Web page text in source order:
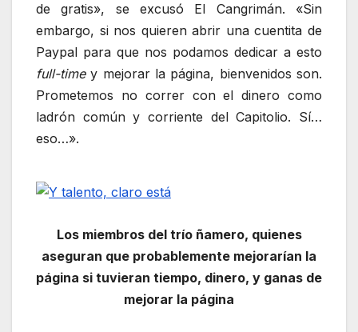
de gratis», se excusó El Cangrimán. «Sin
embargo, si nos quieren abrir una cuentita de
Paypal para que nos podamos dedicar a esto
full-timey mejorar la página, bienvenidos son.
Prometemos no correr con el dinero como
ladrón común y corriente del Capitolio. Sí…
eso…».
Los miembros del trío ñamero, quienes
aseguran que probablemente mejorarían la
página si tuvieran tiempo, dinero, y ganas de
mejorar la página